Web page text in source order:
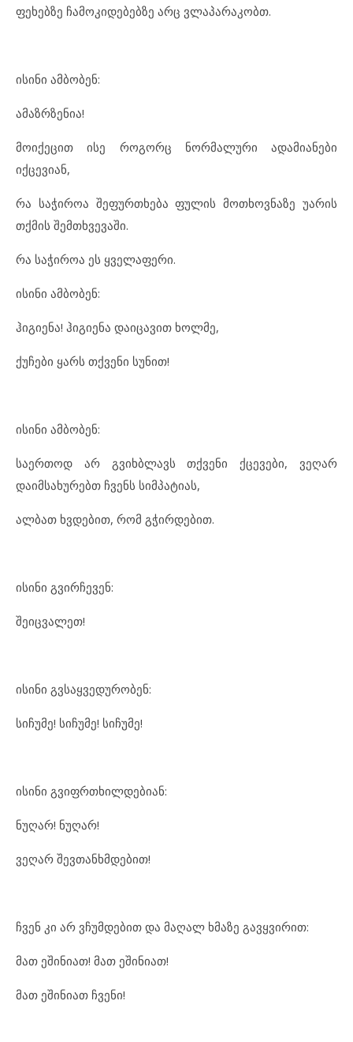
ფეხებზე ჩამოკიდებებზე არც ვლაპარაკობთ.
ისინი ამბობენ:
ამაზრზენია!
მოიქეცით ისე როგორც ნორმალური ადამიანები
იქცევიან,
რა საჭიროა შეფურთხება ფულის მოთხოვნაზე უარის
თქმის შემთხვევაში.
რა საჭიროა ეს ყველაფერი.
ისინი ამბობენ:
ჰიგიენა! ჰიგიენა დაიცავით ხოლმე,
ქუჩები ყარს თქვენი სუნით!
ისინი ამბობენ:
საერთოდ არ გვიხბლავს თქვენი ქცევები, ვეღარ
დაიმსახურებთ ჩვენს სიმპატიას,
ალბათ ხვდებით, რომ გჭირდებით.
ისინი გვირჩევენ:
შეიცვალეთ!
ისინი გვსაყვედურობენ:
სიჩუმე! სიჩუმე! სიჩუმე!
ისინი გვიფრთხილდებიან:
ნუღარ! ნუღარ!
ვეღარ შევთანხმდებით!
ჩვენ კი არ ვჩუმდებით და მაღალ ხმაზე გავყვირით:
მათ ეშინიათ! მათ ეშინიათ!
მათ ეშინიათ ჩვენი!